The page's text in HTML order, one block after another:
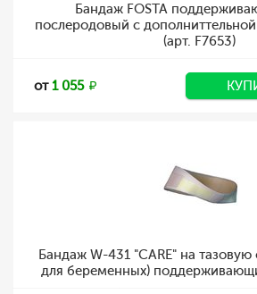
Бандаж FOSTA
послеродовый с
(арт. F7653)
от1 055
Бандаж W-431 "CARE" на тазовую
для беременных)